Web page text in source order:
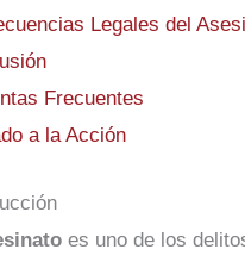
Legales del
Frecuentes
a la Acción
es uno de los